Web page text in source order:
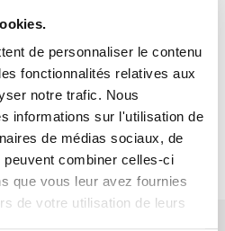
de personnaliser le contenu
fonctionnalités relatives aux
notre trafic. Nous
informations sur l'utilisation de
de médias sociaux, de
combiner celles-ci
que vous leur avez fournies
de votre utilisation de leurs
veloce, offrendo una
una grande capacità.